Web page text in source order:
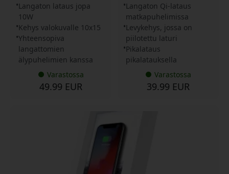
Langaton lataus jopa
10W
Kehys valokuvalle 10x15
Yhteensopiva
langattomien
älypuhelimien kanssa
Varastossa
49.99 EUR
Langaton Qi-lataus
matkapuhelimissa
Levykehys, jossa on
piilotettu laturi
Pikalataus
pikalatauksella
Varastossa
39.99 EUR